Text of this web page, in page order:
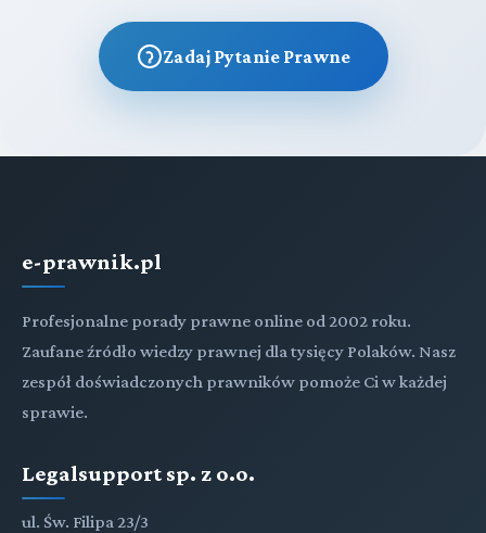
Zadaj Pytanie Prawne
e-prawnik.pl
Profesjonalne porady prawne online od 2002 roku.
Zaufane źródło wiedzy prawnej dla tysięcy Polaków. Nasz
zespół doświadczonych prawników pomoże Ci w każdej
sprawie.
Legalsupport sp. z o.o.
ul. Św. Filipa 23/3